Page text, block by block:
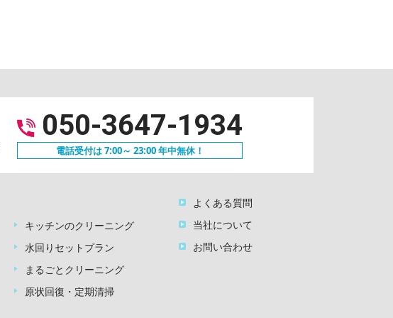
050-3647-1934
電話受付は 7:00～ 23:00 年中無休！
キッチンのクリーニング
水回りセットプラン
まるごとクリーニング
原状回復・定期清掃
よくある質問
当社について
お問い合わせ